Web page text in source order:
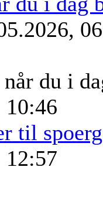
du i
10:46
til
12:57